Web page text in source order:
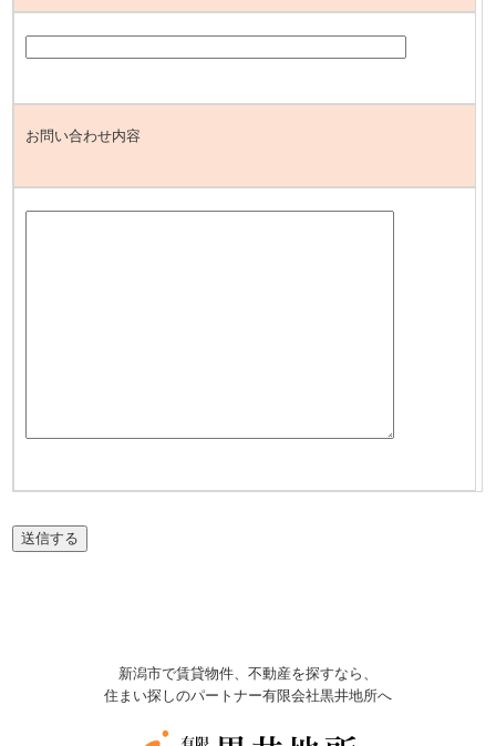
お問い合わせ内容
新潟市で賃貸物件、不動産を探すなら、
住まい探しのパートナー有限会社黒井地所へ